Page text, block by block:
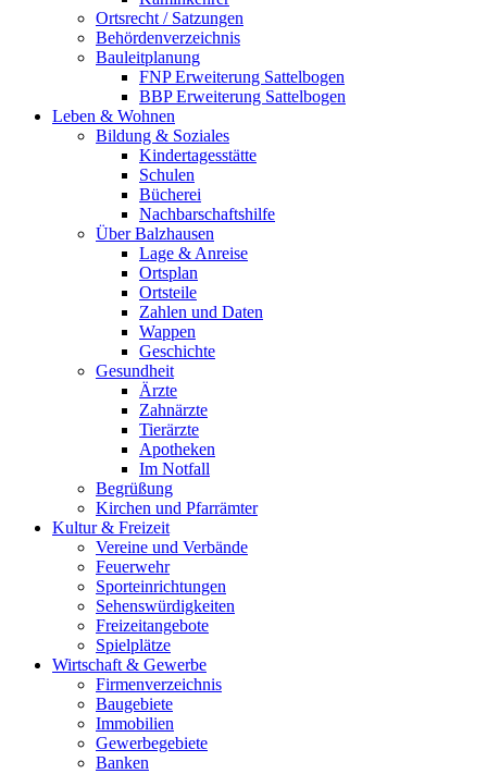
Ortsrecht / Satzungen
Behördenverzeichnis
Bauleitplanung
FNP Erweiterung Sattelbogen
BBP Erweiterung Sattelbogen
Leben & Wohnen
Bildung & Soziales
Kindertagesstätte
Schulen
Bücherei
Nachbarschaftshilfe
Über Balzhausen
Lage & Anreise
Ortsplan
Ortsteile
Zahlen und Daten
Wappen
Geschichte
Gesundheit
Ärzte
Zahnärzte
Tierärzte
Apotheken
Im Notfall
Begrüßung
Kirchen und Pfarrämter
Kultur & Freizeit
Vereine und Verbände
Feuerwehr
Sporteinrichtungen
Sehenswürdigkeiten
Freizeitangebote
Spielplätze
Wirtschaft & Gewerbe
Firmenverzeichnis
Baugebiete
Immobilien
Gewerbegebiete
Banken